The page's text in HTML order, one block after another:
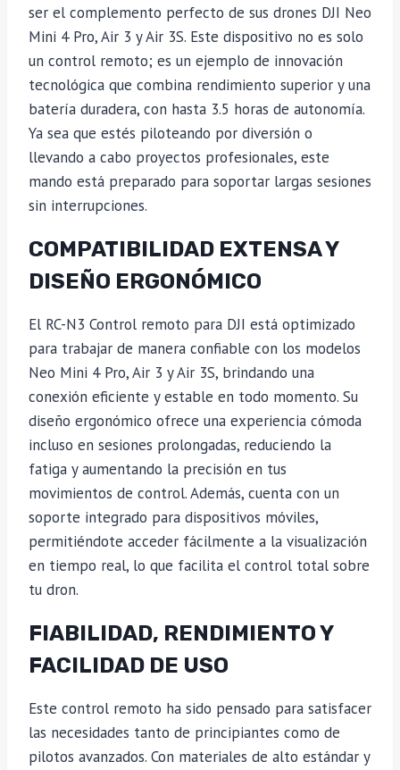
ser el complemento perfecto de sus drones DJI Neo
Mini 4 Pro, Air 3 y Air 3S. Este dispositivo no es solo
un control remoto; es un ejemplo de innovación
tecnológica que combina rendimiento superior y una
batería duradera, con hasta 3.5 horas de autonomía.
Ya sea que estés piloteando por diversión o
llevando a cabo proyectos profesionales, este
mando está preparado para soportar largas sesiones
sin interrupciones.
COMPATIBILIDAD EXTENSA Y
DISEÑO ERGONÓMICO
El RC-N3 Control remoto para DJI está optimizado
para trabajar de manera confiable con los modelos
Neo Mini 4 Pro, Air 3 y Air 3S, brindando una
conexión eficiente y estable en todo momento. Su
diseño ergonómico ofrece una experiencia cómoda
incluso en sesiones prolongadas, reduciendo la
fatiga y aumentando la precisión en tus
movimientos de control. Además, cuenta con un
soporte integrado para dispositivos móviles,
permitiéndote acceder fácilmente a la visualización
en tiempo real, lo que facilita el control total sobre
tu dron.
FIABILIDAD, RENDIMIENTO Y
FACILIDAD DE USO
Este control remoto ha sido pensado para satisfacer
las necesidades tanto de principiantes como de
pilotos avanzados. Con materiales de alto estándar y